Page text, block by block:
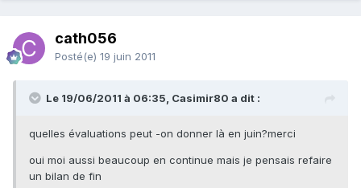
cath056
Posté(e) 19 juin 2011
Le 19/06/2011 à 06:35, Casimir80 a dit :
quelles évaluations peut -on donner là en juin?merci
oui moi aussi beaucoup en continue mais je pensais refaire
un bilan de fin